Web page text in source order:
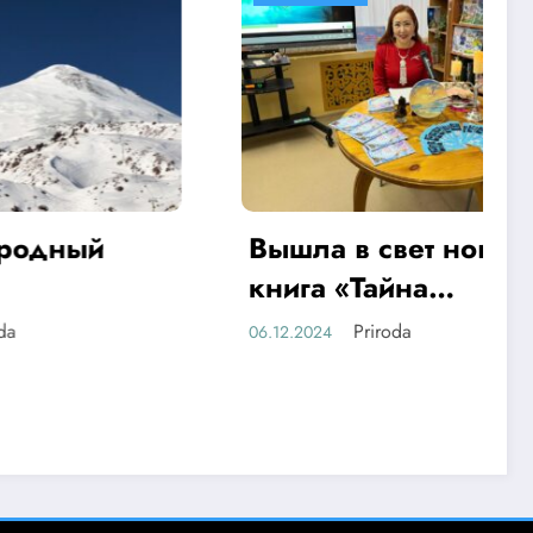
Вышла в свет новая
книга «Тайна
священного озера»
Priroda